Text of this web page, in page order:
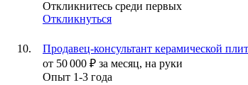
Откликнитесь среди первых
Откликнуться
Продавец-консультант керамической
от 50 000 ₽ за месяц, на руки
Опыт 1-3 года